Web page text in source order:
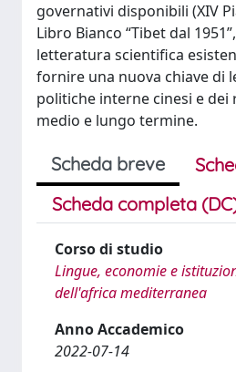
governativi disponibili (XIV
Libro Bianco “Tibet dal
letteratura scientifica
fornire una nuova chiave di
politiche interne cinesi e dei
medio e lungo termine.
Scheda breve
Scheda completa
Corso di studio
Lingue, economie e
dell'africa mediterranea
Anno Accademico
2022-07-14